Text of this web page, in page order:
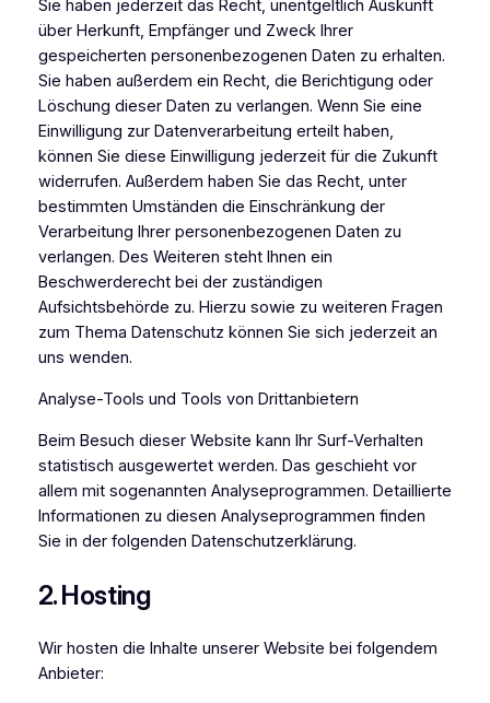
Sie haben jederzeit das Recht, unentgeltlich Auskunft
über Herkunft, Empfänger und Zweck Ihrer
gespeicherten personenbezogenen Daten zu erhalten.
Sie haben außerdem ein Recht, die Berichtigung oder
Löschung dieser Daten zu verlangen. Wenn Sie eine
Einwilligung zur Datenverarbeitung erteilt haben,
können Sie diese Einwilligung jederzeit für die Zukunft
widerrufen. Außerdem haben Sie das Recht, unter
bestimmten Umständen die Einschränkung der
Verarbeitung Ihrer personenbezogenen Daten zu
verlangen. Des Weiteren steht Ihnen ein
Beschwerderecht bei der zuständigen
Aufsichtsbehörde zu. Hierzu sowie zu weiteren Fragen
zum Thema Datenschutz können Sie sich jederzeit an
uns wenden.
Analyse-Tools und Tools von Drittanbietern
Beim Besuch dieser Website kann Ihr Surf-Verhalten
statistisch ausgewertet werden. Das geschieht vor
allem mit sogenannten Analyseprogrammen. Detaillierte
Informationen zu diesen Analyseprogrammen finden
Sie in der folgenden Datenschutzerklärung.
2. Hosting
Wir hosten die Inhalte unserer Website bei folgendem
Anbieter: